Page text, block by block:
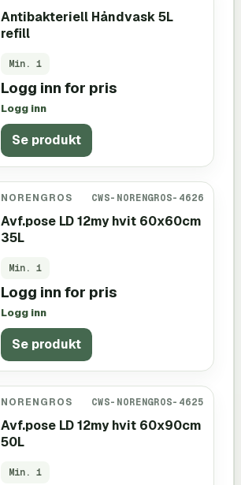
Antibakteriell Håndvask 5L
refill
Min. 1
Logg inn for pris
Logg inn
Se produkt
NORENGROS CWS-NORENGROS-4626
Avf.pose LD 12my hvit 60x60cm
35L
Min. 1
Logg inn for pris
Logg inn
Se produkt
NORENGROS CWS-NORENGROS-4625
Avf.pose LD 12my hvit 60x90cm
50L
Min. 1